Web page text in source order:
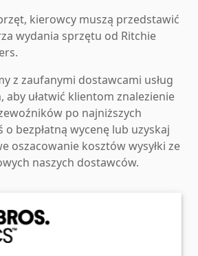
kierowcy muszą przedstawić
wydania sprzętu od Ritchie
z zaufanymi dostawcami usług
aby ułatwić klientom znalezienie
po najniższych
o bezpłatną wycenę lub uzyskaj
oszacowanie kosztów wysyłki ze
naszych dostawców.